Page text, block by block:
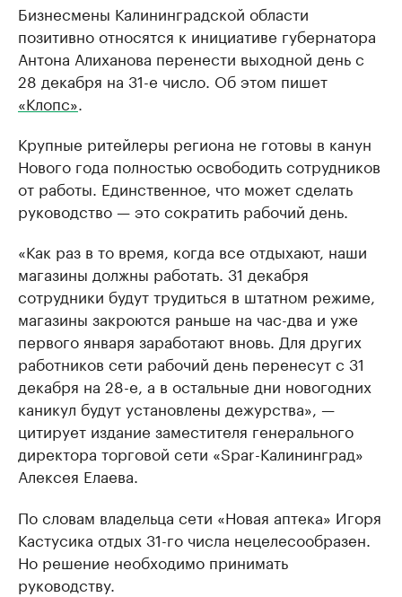
Бизнесмены Калининградской области
позитивно относятся к инициативе губернатора
Антона Алиханова перенести выходной день с
28 декабря на 31-е число. Об этом пишет
«Клопс»
Крупные ритейлеры региона не готовы в канун
Нового года полностью освободить сотрудников
от работы. Единственное, что может сделать
руководство — это сократить рабочий день.
«Как раз в то время, когда все отдыхают, наши
магазины должны работать. 31 декабря
сотрудники будут трудиться в штатном режиме,
магазины закроются раньше на час-два и уже
первого января заработают вновь. Для других
работников сети рабочий день перенесут с 31
декабря на 28-е, а в остальные дни новогодних
каникул будут установлены дежурства», —
цитирует издание заместителя генерального
директора торговой сети «Spar-Калининград»
Алексея Елаева.
По словам владельца сети «Новая аптека» Игоря
Кастусика отдых 31-го числа нецелесообразен.
Но решение необходимо принимать
руководству.